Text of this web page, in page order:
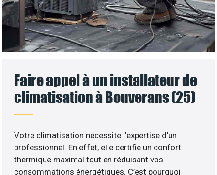
Faire appel à un installateur de
climatisation à Bouverans (25)
Votre climatisation nécessite l’expertise d’un
professionnel. En effet, elle certifie un confort
thermique maximal tout en réduisant vos
consommations énergétiques. C’est pourquoi